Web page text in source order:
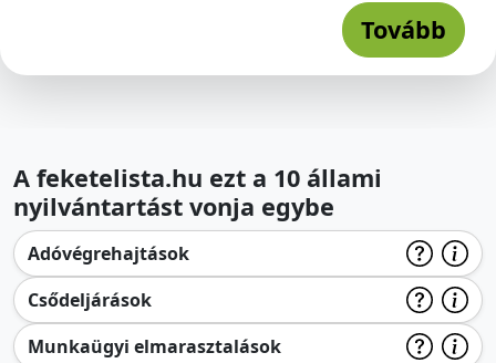
Tovább
A feketelista.hu ezt a 10 állami
nyilvántartást vonja egybe
Adóvégrehajtások
Csődeljárások
Munkaügyi elmarasztalások